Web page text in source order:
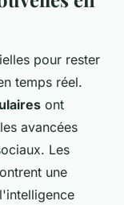
pour rester
temps réel.
ont
avancées
Les
une